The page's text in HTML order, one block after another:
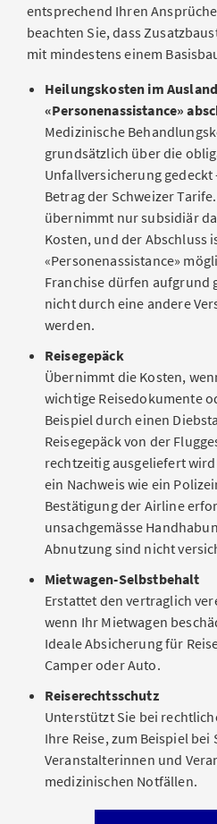
entsprechend Ihren
beachten Sie, dass
mit mindestens einem
Heilungskosten im
«Personenassistance»
Medizinische
grundsätzlich über die
Unfallversicherung
Betrag der Schweizer
übernimmt nur subsidiär
Kosten, und der Abschluss
«Personenassistance»
Franchise dürfen aufgrund
nicht durch eine andere
werden.
Reisegepäck
Übernimmt die Kosten,
wichtige Reisedokumente
Beispiel durch einen
Reisegepäck von der
rechtzeitig ausgeliefert
ein Nachweis wie ein
Bestätigung der Airline
unsachgemässe
Abnutzung sind nicht
Mietwagen-Selbstbehalt
Erstattet den vertraglich
wenn Ihr Mietwagen
Ideale Absicherung für
Camper oder Auto.
Reiserechtsschutz
Unterstützt Sie bei
Ihre Reise, zum Beispiel
Veranstalterinnen und
medizinischen Notfällen.